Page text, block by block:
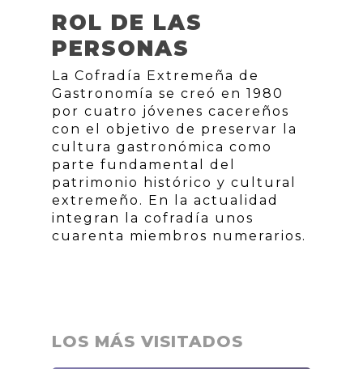
ROL DE LAS
PERSONAS
La Cofradía Extremeña de
Gastronomía se creó en 1980
por cuatro jóvenes cacereños
con el objetivo de preservar la
cultura gastronómica como
parte fundamental del
patrimonio histórico y cultural
extremeño. En la actualidad
integran la cofradía unos
cuarenta miembros numerarios.
LOS MÁS VISITADOS